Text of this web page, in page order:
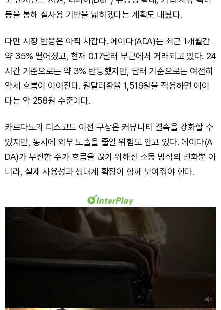
등을 통해 실사용 기반을 넓히겠다는 계획도 내놨다.
다만 시장 반응은 아직 차갑다. 에이다(ADA)는 최근 1개월간
약 35% 떨어졌고, 현재 0.17달러 부근에서 거래되고 있다. 24
시간 기준으로는 약 3% 반등했지만, 달러 기준으로는 여전히
약세 흐름이 이어진다. 원달러환율 1,519원을 적용하면 에이
다는 약 258원 수준이다.
카르다노의 디스코드 이전 구상은 커뮤니티 결속을 강화할 수
있지만, 동시에 외부 노출을 줄일 위험도 안고 있다. 에이다(A
DA)가 부진한 주가 흐름을 끊기 위해선 소통 방식의 변화뿐 아
니라, 실제 사용성과 생태계 확장이 함께 보여줘야 한다.